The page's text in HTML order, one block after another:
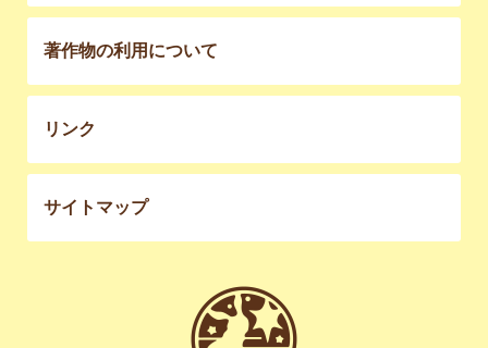
著作物の利用について
リンク
サイトマップ